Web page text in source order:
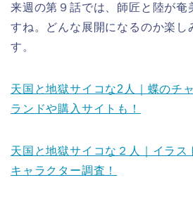
来週の第９話では、師匠と陸が奄
すね。どんな展開になるのか楽し
す。
天国と地獄サイコな2人｜蝶のチ
ランドや購入サイトも！
天国と地獄サイコな２人｜イラス
キャラクター調査！